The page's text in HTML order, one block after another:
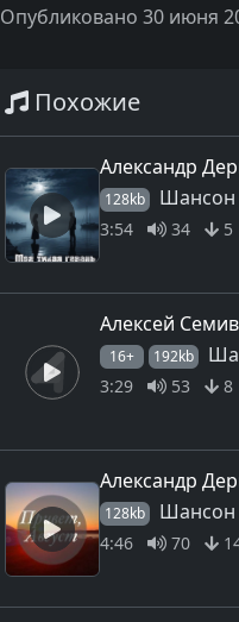
Опубликовано 30 июня
Похожие
Александр
128kb Шансон
3:54 34 5
Алексей
16+ 192kb
3:29 53 8
Александр
128kb Шансон
4:46 70